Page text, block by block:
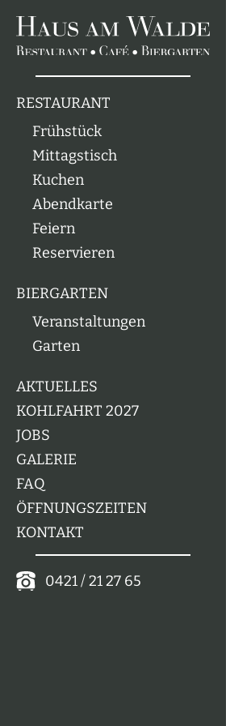
RESTAURANT
Frühstück
Mittagstisch
Kuchen
Abendkarte
Feiern
Reservieren
BIERGARTEN
Veranstaltungen
Garten
AKTUELLES
KOHLFAHRT 2027
JOBS
GALERIE
FAQ
ÖFFNUNGSZEITEN
KONTAKT
0421 / 21 27 65